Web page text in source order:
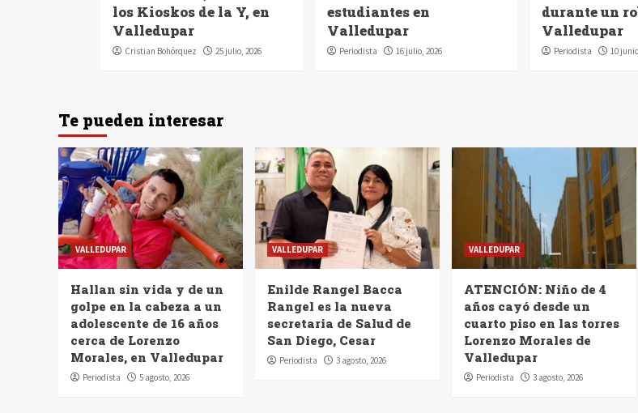
los Kioskos de la Y, en
Valledupar
Cristian Bohórquez 25 julio, 2026
estudiantes en
Valledupar
Periodista 16 julio, 2026
durante un
Valledupar
Periodista 10
Te pueden interesar
VALLEDUPAR
Hallan sin vida y de un
golpe en la cabeza a un
adolescente de 16 años
cerca de Lorenzo
Morales, en Valledupar
Periodista 5 agosto, 2026
VALLEDUPAR
Enilde Rangel Bacca
Rangel es la nueva
secretaria de Salud de
San Diego, Cesar
Periodista 3 agosto, 2026
VALLEDUPAR
ATENCIÓN: Niño de 4
años cayó desde un
cuarto piso en las torres
Lorenzo Morales de
Valledupar
Periodista 3 agosto, 2026